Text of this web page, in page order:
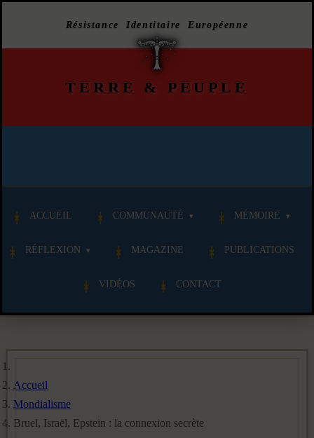
Résistance Identitaire Européenne
TERRE & PEUPLE
ACCUEIL COMMUNAUTÉ MÉMOIRE
RÉFLEXION MAGAZINE PUBLICATIONS
VIDÉOS CONTACT
Accueil
Mondialisme
Bruel, Israël, Epstein : la connexion secrète